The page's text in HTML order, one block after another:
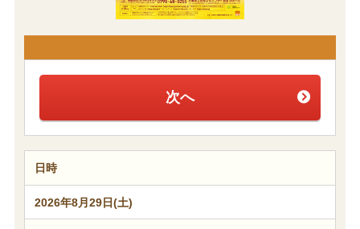
次へ
日時
2026年8月29日(土)